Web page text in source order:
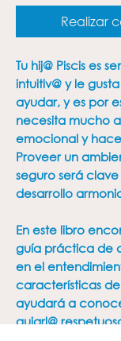
Realizar
Tu hij@ Piscis es
intuitiv@ y le
ayudar, y es por
necesita mucho
emocional y
Proveer un
seguro será
desarrollo
En este libro
guía práctica de
en el
características de
ayudará a
guiarl@